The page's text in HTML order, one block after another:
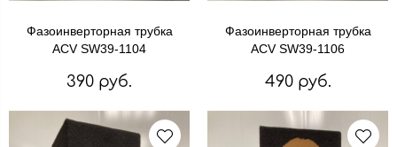
Фазоинверторная трубка
ACV SW39-1104
390 руб.
Фазоинверторная трубка
ACV SW39-1106
490 руб.